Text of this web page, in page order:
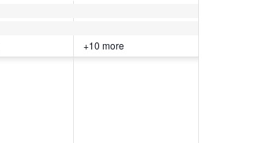
+10 more